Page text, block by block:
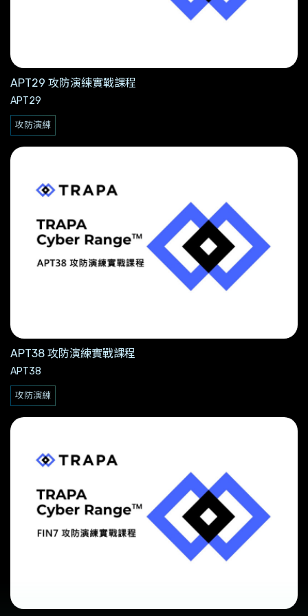
APT29 攻防演練實戰課程
APT29
攻防演練
APT38 攻防演練實戰課程
APT38
攻防演練